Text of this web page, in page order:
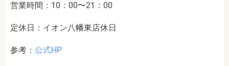
営業時間：10：00〜21：00
定休日：イオン八幡東店休日
参考： 公式HP